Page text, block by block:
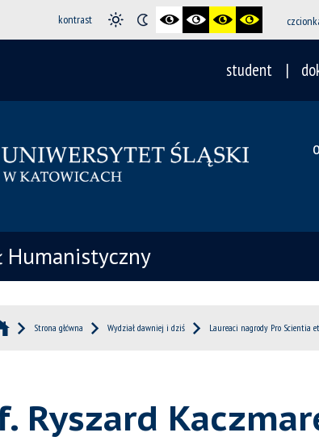
kontrast
student
Humanistyczny
Strona główna Wydział dawniej i dziś Laureaci nagrody Pro Scientia
Ryszard